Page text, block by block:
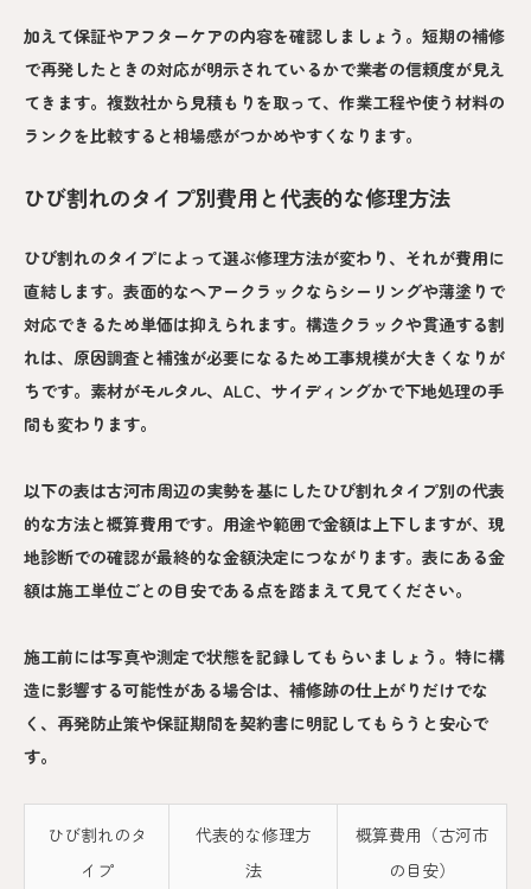
加えて保証やアフターケアの内容を確認しましょう。短期の補修
で再発したときの対応が明示されているかで業者の信頼度が見え
てきます。複数社から見積もりを取って、作業工程や使う材料の
ランクを比較すると相場感がつかめやすくなります。
ひび割れのタイプ別費用と代表的な修理方法
ひび割れのタイプによって選ぶ修理方法が変わり、それが費用に
直結します。表面的なヘアークラックならシーリングや薄塗りで
対応できるため単価は抑えられます。構造クラックや貫通する割
れは、原因調査と補強が必要になるため工事規模が大きくなりが
ちです。素材がモルタル、ALC、サイディングかで下地処理の手
間も変わります。
以下の表は古河市周辺の実勢を基にしたひび割れタイプ別の代表
的な方法と概算費用です。用途や範囲で金額は上下しますが、現
地診断での確認が最終的な金額決定につながります。表にある金
額は施工単位ごとの目安である点を踏まえて見てください。
施工前には写真や測定で状態を記録してもらいましょう。特に構
造に影響する可能性がある場合は、補修跡の仕上がりだけでな
く、再発防止策や保証期間を契約書に明記してもらうと安心で
す。
ひび割れのタ
イプ
代表的な修理方
法
概算費用（古河市
の目安）